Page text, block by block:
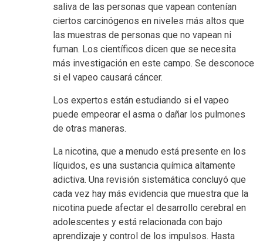
saliva de las personas que vapean contenían
ciertos carcinógenos en niveles más altos que
las muestras de personas que no vapean ni
fuman. Los científicos dicen que se necesita
más investigación en este campo. Se desconoce
si el vapeo causará cáncer.
Los expertos están estudiando si el vapeo
puede empeorar el asma o dañar los pulmones
de otras maneras.
La nicotina, que a menudo está presente en los
líquidos, es una sustancia química altamente
adictiva. Una revisión sistemática concluyó que
cada vez hay más evidencia que muestra que la
nicotina puede afectar el desarrollo cerebral en
adolescentes y está relacionada con bajo
aprendizaje y control de los impulsos. Hasta